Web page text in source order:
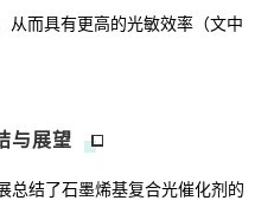
从而具有更高的光敏效率（文中
与展望
总结了石墨烯基复合光催化剂的